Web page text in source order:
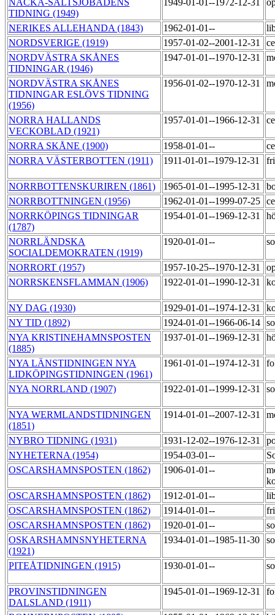
NACKA-SALTSJÖBADENS
TIDNING (1949)
1949-01-01--1972-12-31
NERIKES ALLEHANDA (1843) 1962-01-01--
NORDSVERIGE (1919)
1957-01-02--2001-12-31
NORDVÄSTRA SKÅNES
TIDNINGAR (1946)
1947-01-01--1970-12-31
NORDVÄSTRA SKÅNES
TIDNINGAR ESLÖVS TIDNING
(1956)
1956-01-02--1970-12-31
NORRA HALLANDS
VECKOBLAD (1921)
1957-01-01--1966-12-31
NORRA SKÅNE (1900) 1958-01-01--
NORRA VÄSTERBOTTEN (1911)
1911-01-01--1979-12-31
NORRBOTTENSKURIREN (1861) 1965-01-01--1995-12-31
NORRBOTTNINGEN (1956)
1962-01-01--1999-07-25
NORRKÖPINGS TIDNINGAR
(1787)
1954-01-01--1969-12-31
NORRLÄNDSKA
SOCIALDEMOKRATEN (1919)
1920-01-01--
NORRORT (1957) 1957-10-25--1970-12-31
NORRSKENSFLAMMAN (1906)
1922-01-01--1990-12-31
NY DAG (1930) 1929-01-01--1974-12-31
NY TID (1892)
1924-01-01--1966-06-14
NYA KRISTINEHAMNSPOSTEN
(1885)
1937-01-01--1969-12-31
NYA LÄNSTIDNINGEN NYA
LIDKÖPINGSTIDNINGEN (1961)
1961-01-01--1974-12-31
NYA NORRLAND (1907) 1922-01-01--1999-12-31
NYA WERMLANDSTIDNINGEN
(1851)
1914-01-01--2007-12-31
NYBRO TIDNING (1931) 1931-12-02--1976-12-31
NYHETERNA (1954)
1954-03-01--
OSCARSHAMNSPOSTEN (1862)
1906-01-01--
OSCARSHAMNSPOSTEN (1862)
1912-01-01--
OSCARSHAMNSPOSTEN (1862)
1914-01-01--
OSCARSHAMNSPOSTEN (1862)
1920-01-01--
OSKARSHAMNSNYHETERNA
(1921)
1934-01-01--1985-11-30
PITEÅTIDNINGEN (1915) 1930-01-01--
PROVINSTIDNINGEN
DALSLAND (1911)
1945-01-01--1969-12-31